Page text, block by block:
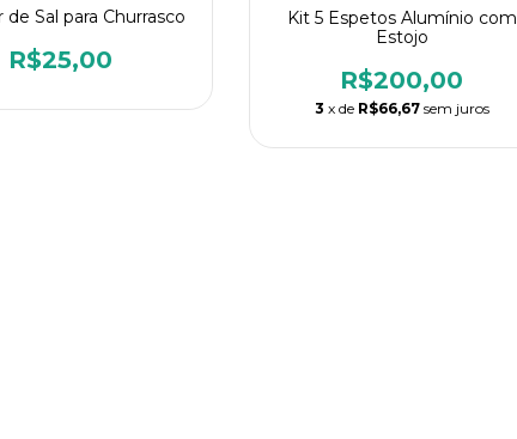
de Sal para Churrasco
R$25,00
Kit 5 Espetos Alumínio com
Estojo
R$200,00
3 x de R$66,67 sem juros